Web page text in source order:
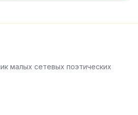
малых сетевых поэтических